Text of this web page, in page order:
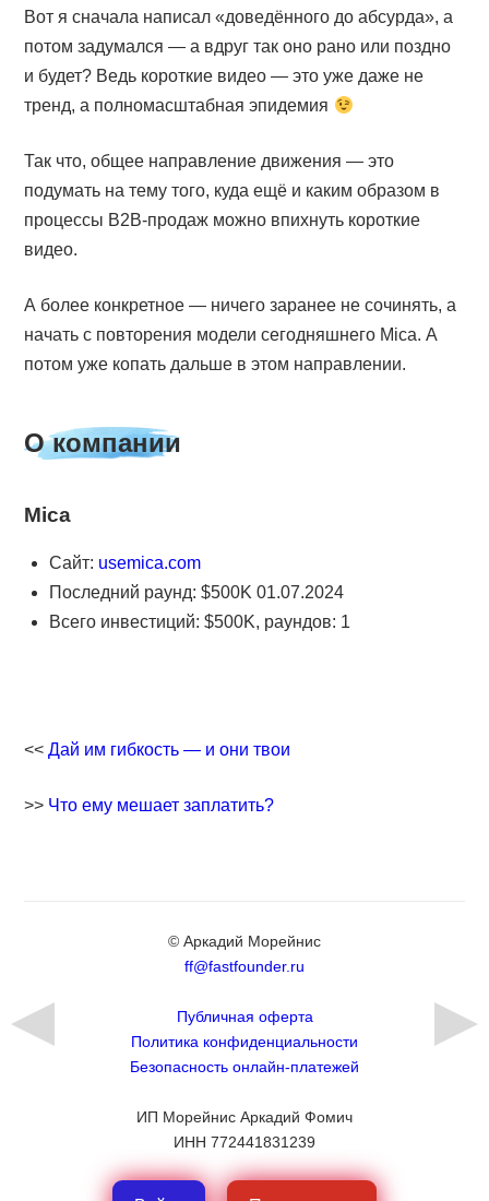
Вот я сначала написал «доведённого до абсурда», а
потом задумался — а вдруг так оно рано или поздно
и будет? Ведь короткие видео — это уже даже не
тренд, а полномасштабная эпидемия
Так что, общее направление движения — это
подумать на тему того, куда ещё и каким образом в
процессы B2B-продаж можно впихнуть короткие
видео.
А более конкретное — ничего заранее не сочинять, а
начать с повторения модели сегодняшнего Mica. А
потом уже копать дальше в этом направлении.
О компании
Mica
Сайт: usemica.com
Последний раунд: $500K 01.07.2024
Всего инвестиций: $500K, раундов: 1
<<Дай им гибкость — и они твои
>> Что ему мешает заплатить?
© Аркадий Морейнис
ff@fastfounder.ru
Публичная оферта
Политика конфиденциальности
Безопасность онлайн-платежей
ИП Морейнис Аркадий Фомич
ИНН 772441831239